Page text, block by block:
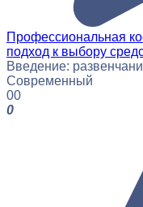
Профессиональная
подход к выбору
Введение:
Современный
00
0